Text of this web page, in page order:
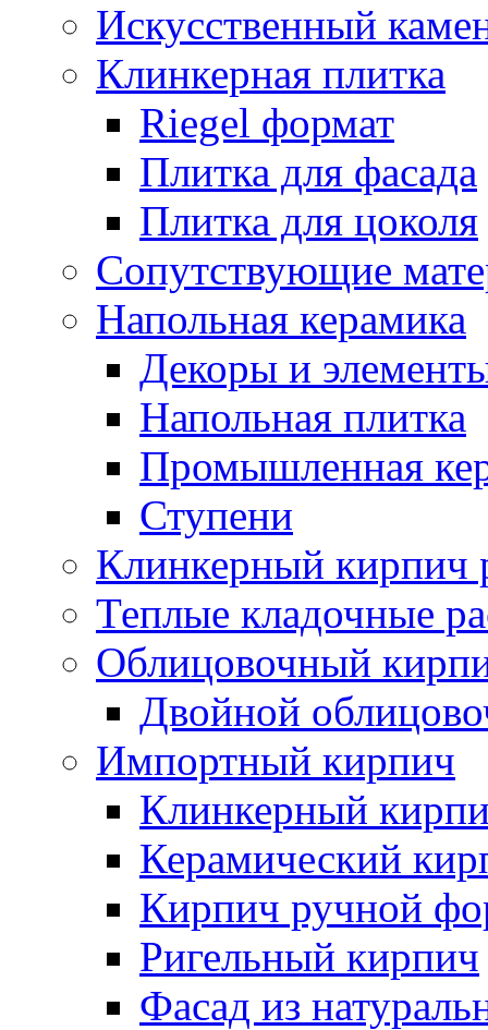
Искусственный
Клинкерная плитка
Riegel формат
Плитка для фасада
Плитка для цоколя
Сопутствующие
Напольная керамика
Декоры и
Напольная плитка
Промышленная
Ступени
Клинкерный кирпич
Теплые кладочные
Облицовочный
Двойной
Импортный кирпич
Клинкерный
Керамический
Кирпич ручной
Ригельный кирпич
Фасад из